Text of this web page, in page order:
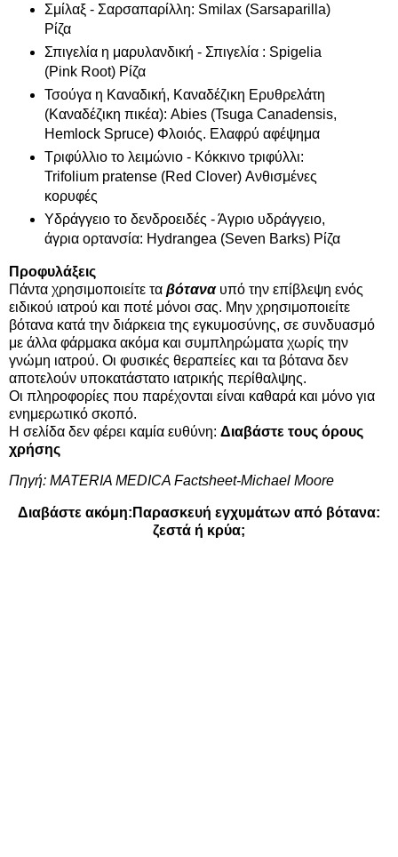
Σμίλαξ - Σαρσαπαρίλλη: Smilax (Sarsaparilla)
Ρίζα
Σπιγελία η μαρυλανδική - Σπιγελία : Spigelia
(Pink Root) Ρίζα
Τσούγα η Καναδική, Καναδέζικη Ερυθρελάτη
(Καναδέζικη πικέα): Abies (Tsuga Canadensis,
Hemlock Spruce) Φλοιός. Ελαφρύ αφέψημα
Τριφύλλιο το λειμώνιο - Κόκκινο τριφύλλι:
Trifolium pratense (Red Clover) Ανθισμένες
κορυφές
Υδράγγειο το δενδροειδές - Άγριο υδράγγειο,
άγρια ορτανσία: Hydrangea (Seven Barks) Ρίζα
Προφυλάξεις
Πάντα χρησιμοποιείτε τα βόταναυπό την επίβλεψη ενός
ειδικού ιατρού και ποτέ μόνοι σας. Μην χρησιμοποιείτε
βότανα κατά την διάρκεια της εγκυμοσύνης, σε συνδυασμό
με άλλα φάρμακα ακόμα και συμπληρώματα χωρίς την
γνώμη ιατρού. Οι φυσικές θεραπείες και τα βότανα δεν
αποτελούν υποκατάστατο ιατρικής περίθαλψης.
Οι πληροφορίες που παρέχονται είναι καθαρά και μόνο για
ενημερωτικό σκοπό.
Η σελίδα δεν φέρει καμία ευθύνη: Διαβάστε τους όρους
χρήσης
Πηγή: MATERIA MEDICA Factsheet-Michael Moore
Διαβάστε ακόμη: Παρασκευή εγχυμάτων από βότανα:
ζεστά ή κρύα;